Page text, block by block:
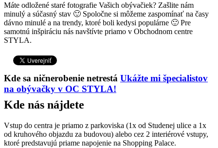
Máte odložené staré fotografie Vašich obývačiek? Zašlite nám
minulý a súčasný stav 🙂 Spoločne si môžeme zaspomínať na časy
dávno minulé a na trendy, ktoré boli kedysi populárne 🙂 Pre
samotnú inšpiráciu nás navštívte priamo v Obchodnom centre
STYLA.
Kde sa ničnerobenie netrestá Ukážte mi špecialistov
na obývačky v OC STYLA!
Kde nás nájdete
Vstup do centra je priamo z parkoviska (1x od Studenej ulice a 1x
od kruhového objazdu za budovou) alebo cez 2 interiérové vstupy,
ktoré predstavujú priame napojenie na Shopping Palace.